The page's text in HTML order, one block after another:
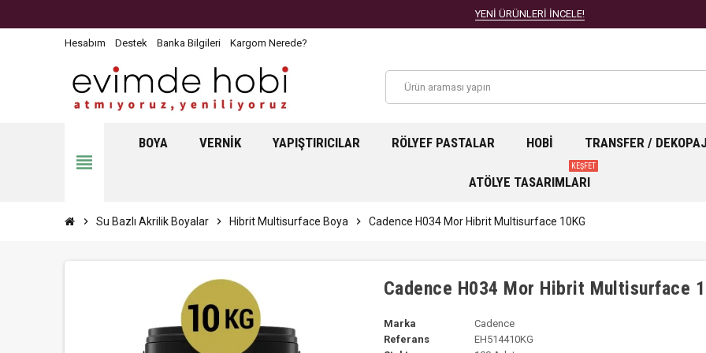
YENİ ÜRÜNLERİ İNCELE!
Hesabım Destek Banka Bilgileri Kargom Nerede?
view_headline
BOYA VERNIK YAPIŞTIRICILAR RÖLYEF PASTALAR HOBI TRANSFER / DEKOPAJ
ATÖLYE TASARIMLARI
KEŞFET
chevron_right Su Bazlı Akrilik Boyalar chevron_right Hibrit Multisurface Boya chevron_right Cadence H034 Mor Hibrit Multisurface 10KG
Cadence H034 Mor Hibrit Multisurface
Marka
Cadence
Referans
EH514410KG